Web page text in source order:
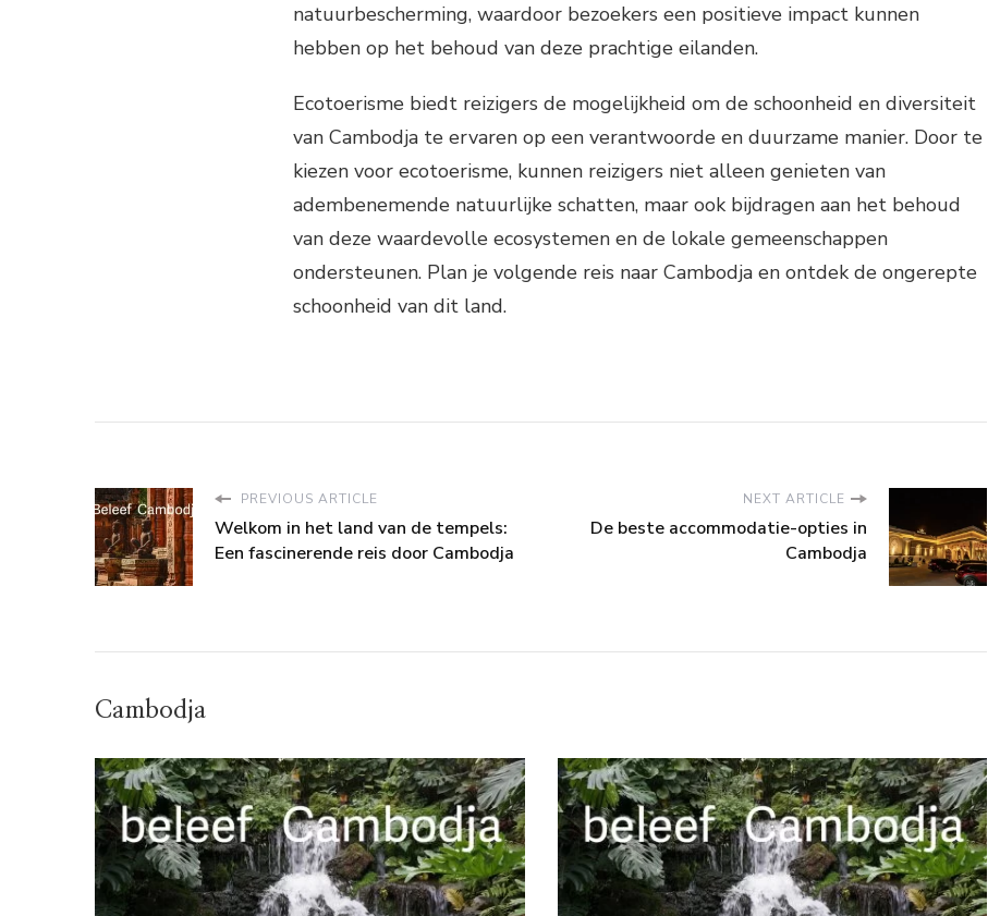
natuurbescherming, waardoor bezoekers een positieve impact kunnen
hebben op het behoud van deze prachtige eilanden.
Ecotoerisme biedt reizigers de mogelijkheid om de schoonheid en diversiteit
van Cambodja te ervaren op een verantwoorde en duurzame manier. Door te
kiezen voor ecotoerisme, kunnen reizigers niet alleen genieten van
adembenemende natuurlijke schatten, maar ook bijdragen aan het behoud
van deze waardevolle ecosystemen en de lokale gemeenschappen
ondersteunen. Plan je volgende reis naar Cambodja en ontdek de ongerepte
schoonheid van dit land.
PREVIOUS ARTICLE
Welkom in het land van de tempels:
Een fascinerende reis door Cambodja
NEXT ARTICLE
De beste accommodatie-opties in
Cambodja
Cambodja